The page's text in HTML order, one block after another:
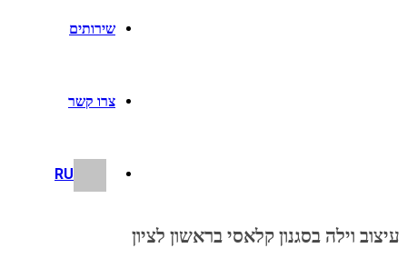
שירותים
צרו קשר
RU
עיצוב וילה בסגנון קלאסי בראשון לציון